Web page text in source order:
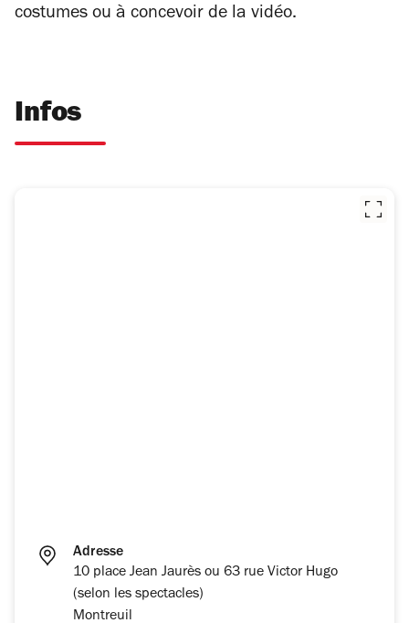
costumes ou à concevoir de la vidéo.
Infos
Adresse
10 place Jean Jaurès ou 63 rue Victor Hugo
(selon les spectacles)
Montreuil